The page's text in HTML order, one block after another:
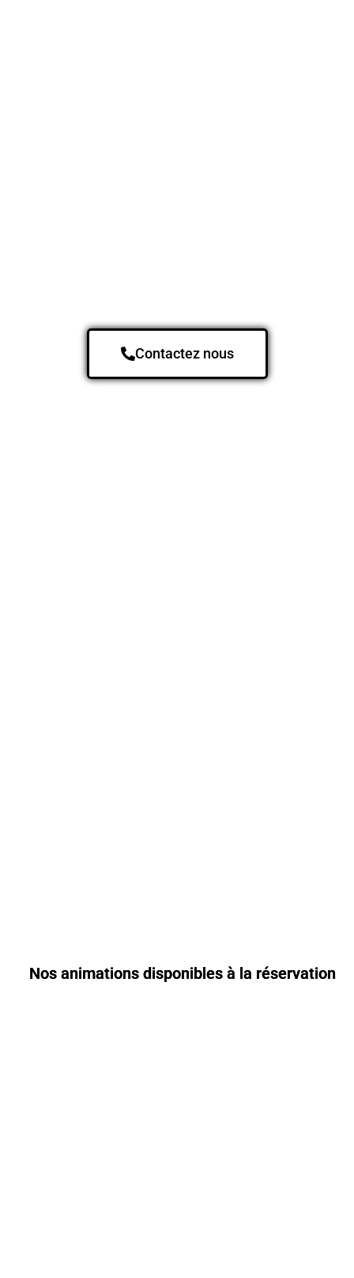
Contactez nous
Nos animations disponibles à la réservation